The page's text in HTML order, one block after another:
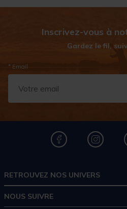
Inscrivez-vous à
Gardez le fil,
* Email
RETROUVEZ NOS UNIVERS
NOUS SUIVRE